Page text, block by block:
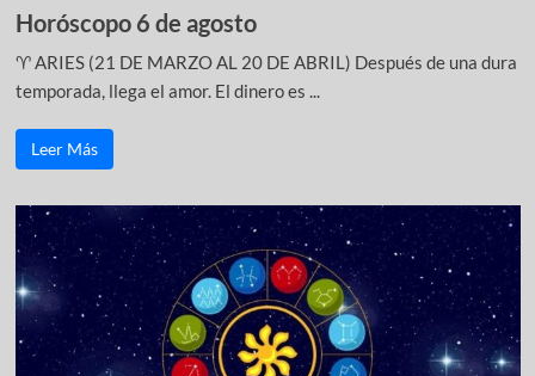
Horóscopo 6 de agosto
♈ ARIES (21 DE MARZO AL 20 DE ABRIL) Después de una dura
temporada, llega el amor. El dinero es ...
Leer Más